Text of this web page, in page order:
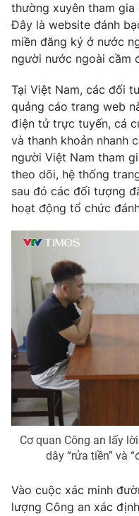
Góc doanh nghiệp
Truyền hình
Phim VTV
Nhân vật
Khán giả
Giải sao mai
Giải trí
Điện ảnh
Âm nhạc
Sao
Đời sống
Du lịch
Làm đẹp
Chất lượng cuộc sống
Giáo dục
Tuyển sinh
Học trực tuyến
Công nghệ
Hitech Công nghệ
Sản phẩm
Thị trường
Tư vấn
Giao lưu trực tuyến
Lịch phát sóng
Chuyên mục khác
Emagazine
Photo
Video
VTV Money
VTV Sức khoẻ
thường xuyên tham gia
Đây là website đánh
miền đăng ký ở nước
người nước ngoài cầm
Tại Việt Nam, các đối
quảng cáo trang web
điện tử trực tuyến, cá
và thanh khoản nhanh
người Việt Nam tham
theo dõi, hệ thống
sau đó các đối tượng
hoạt động tổ chức
Cơ quan Công an lấy
dây “rửa tiền” và
Vào cuộc xác minh
lượng Công an xác